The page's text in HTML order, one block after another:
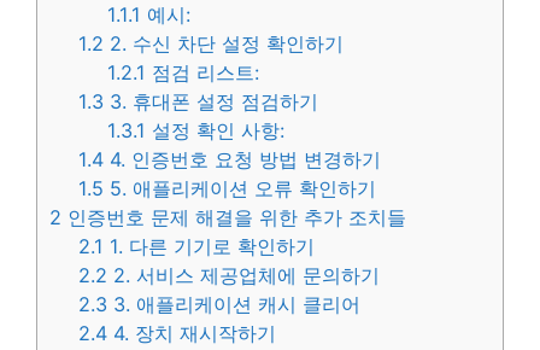
1.1.1 예시:
1.2 2. 수신 차단 설정 확인하기
1.2.1 점검 리스트:
1.3 3. 휴대폰 설정 점검하기
1.3.1 설정 확인 사항:
1.4 4. 인증번호 요청 방법 변경하기
1.5 5. 애플리케이션 오류 확인하기
2 인증번호 문제 해결을 위한 추가 조치들
2.1 1. 다른 기기로 확인하기
2.2 2. 서비스 제공업체에 문의하기
2.3 3. 애플리케이션 캐시 클리어
2.4 4. 장치 재시작하기